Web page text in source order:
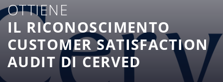
OTTIENE
IL RICONOSCIMENTO
CUSTOMER SATISFACTION
AUDIT DI CERVED